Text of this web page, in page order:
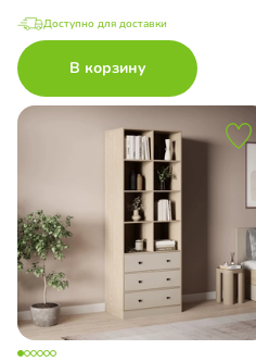
Доступно для доставки
В корзину